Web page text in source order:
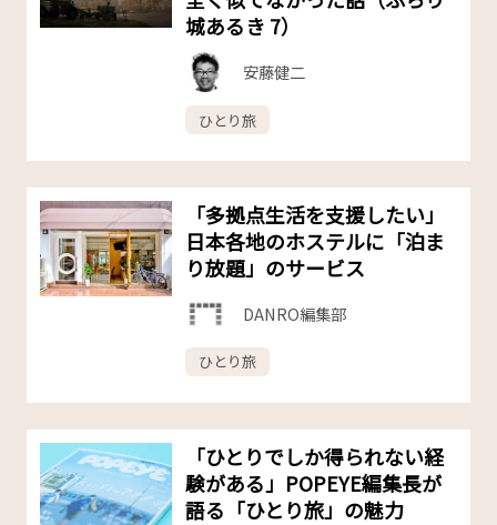
城あるき 7）
安藤健二
ひとり旅
「多拠点生活を支援したい」
日本各地のホステルに「泊ま
り放題」のサービス
DANRO編集部
ひとり旅
「ひとりでしか得られない経
験がある」POPEYE編集長が
語る「ひとり旅」の魅力